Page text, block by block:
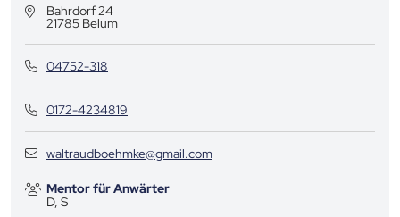
Bahrdorf 24
21785 Belum
04752-318
0172-4234819
waltraudboehmke@gmail.com
Mentor für Anwärter
D, S